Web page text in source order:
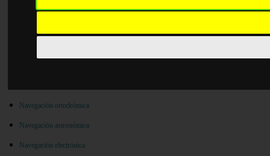
Navegación Marítima
Navegación ortodrómica
Navegación astronómica
Navegación electrónica